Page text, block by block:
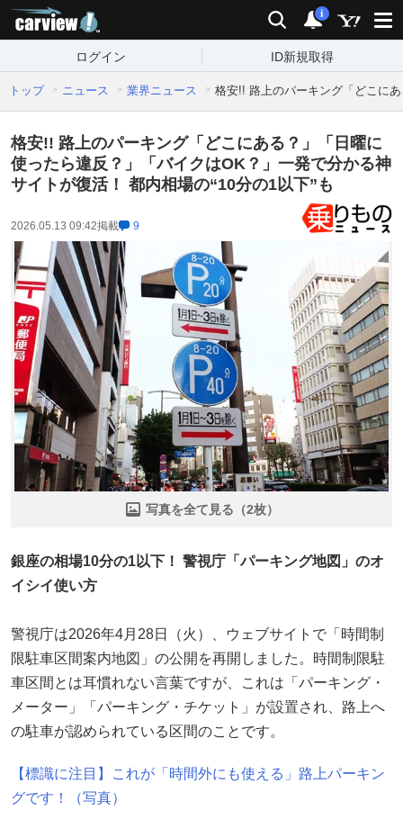
検索 通知
i
ログイン ID新規取得
トップ ニュース 業界ニュース 格安!! 路上のパーキング「どこに
格安!! 路上のパーキング「どこにある？」「日曜に
使ったら違反？」「バイクはOK？」一発で分かる神
サイトが復活！ 都内相場の“10分の1以下”も
2026.05.13 09:42掲載 9
写真を全て見る（2枚）
銀座の相場10分の1以下！ 警視庁「パーキング地図」のオ
イシイ使い方
警視庁は2026年4月28日（火）、ウェブサイトで「時間制
限駐車区間案内地図」の公開を再開しました。時間制限駐
車区間とは耳慣れない言葉ですが、これは「パーキング・
メーター」「パーキング・チケット」が設置され、路上へ
の駐車が認められている区間のことです。
【標識に注目】これが「時間外にも使える」路上パーキン
グです！（写真）